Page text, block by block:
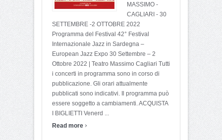
MASSIMO -
CAGLIARI - 30
SETTEMBRE -2 OTTOBRE 2022
Programma del Festival 42° Festival
Internazionale Jazz in Sardegna –
European Jazz Expo 30 Settembre – 2
Ottobre 2022 | Teatro Massimo Cagliari Tutti
i concerti in programma sono in corso di
pubblicazione. Gli orari attualmente
pubblicati sono indicativi. Il programma può
essere soggetto a cambiamenti. ACQUISTA
I BIGLIETTI Venerd ...
Read more ›